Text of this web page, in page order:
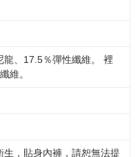
龍、17.5％彈性纖維。 裡
維。
生，貼身內褲，請恕無法提